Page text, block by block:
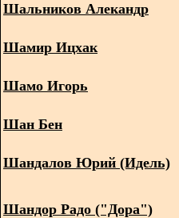
Шальников Алекандр
Шамир Ицхак
Шамо Игорь
Шан Бен
Шандалов Юрий (Идель)
Шандор Радо ("Дора")